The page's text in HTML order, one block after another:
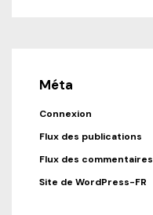
Méta
Connexion
Flux des publications
Flux des commentaires
Site de WordPress-FR